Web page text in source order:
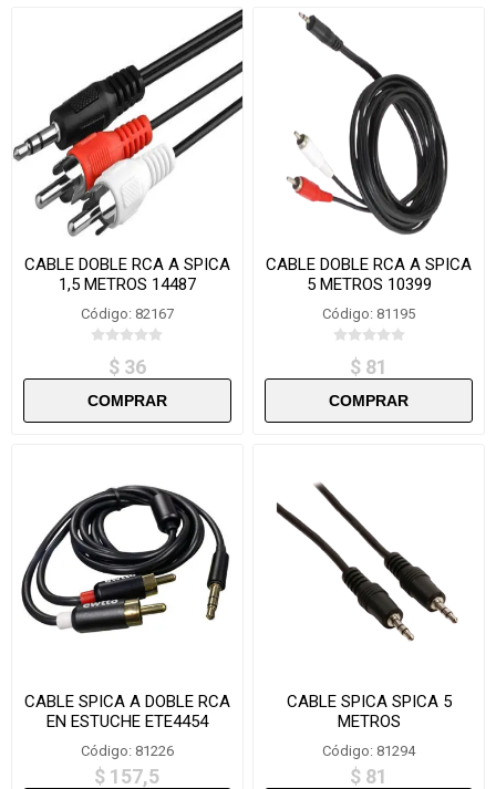
CABLE DOBLE RCA A SPICA
1,5 METROS 14487
Código: 82167
$ 36
CABLE DOBLE RCA A SPICA
5 METROS 10399
Código: 81195
$ 81
CABLE SPICA A DOBLE RCA
EN ESTUCHE ETE4454
Código: 81226
$ 157,5
CABLE SPICA SPICA 5
METROS
Código: 81294
$ 81